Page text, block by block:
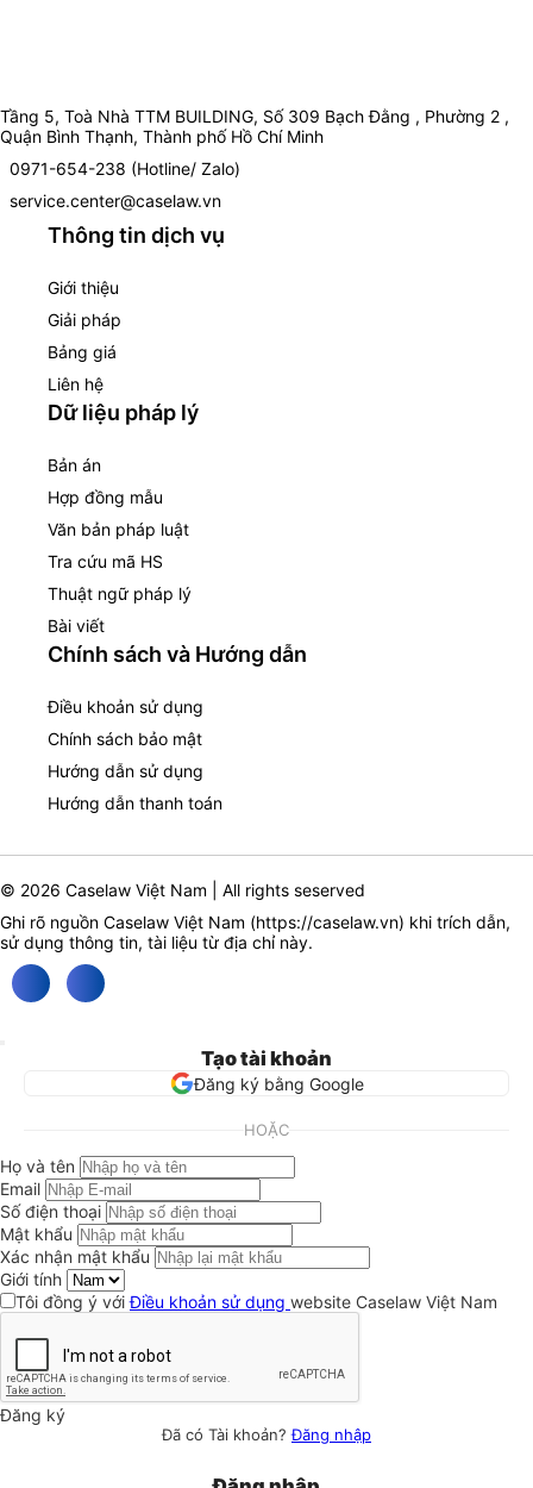
Tầng 5, Toà Nhà TTM BUILDING, Số 309 Bạch Đằng , Phường 2 ,
Quận Bình Thạnh, Thành phố Hồ Chí Minh
0971-654-238 (Hotline/ Zalo)
service.center@caselaw.vn
Thông tin dịch vụ
Giới thiệu
Giải pháp
Bảng giá
Liên hệ
Dữ liệu pháp lý
Bản án
Hợp đồng mẫu
Văn bản pháp luật
Tra cứu mã HS
Thuật ngữ pháp lý
Bài viết
Chính sách và Hướng dẫn
Điều khoản sử dụng
Chính sách bảo mật
Hướng dẫn sử dụng
Hướng dẫn thanh toán
© 2026 Caselaw Việt Nam | All rights seserved
Ghi rõ nguồn Caselaw Việt Nam (https://caselaw.vn) khi trích dẫn,
sử dụng thông tin, tài liệu từ địa chỉ này.
Tạo tài khoản
Đăng ký bằng Google
HOẶC
Họ và tên
Email
Số điện thoại
Mật khẩu
Xác nhận mật khẩu
Giới tính
Tôi đồng ý vớiĐiều khoản sử dụng website Caselaw Việt Nam
Đăng ký
Đã có Tài khoản?Đăng nhập